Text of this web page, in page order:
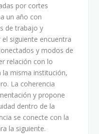
por cortes
un año con
de trabajo y
siguiente encuentra
y modos de
relación con lo
la misma institución,
La coherencia
y propone
dentro de la
se conecte con la
la siguiente.